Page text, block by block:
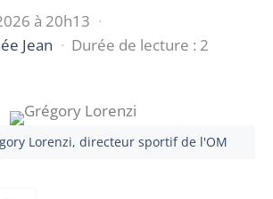
à 20h13 ·
Jean · Durée de lecture : 2
Lorenzi, directeur sportif de l'OM